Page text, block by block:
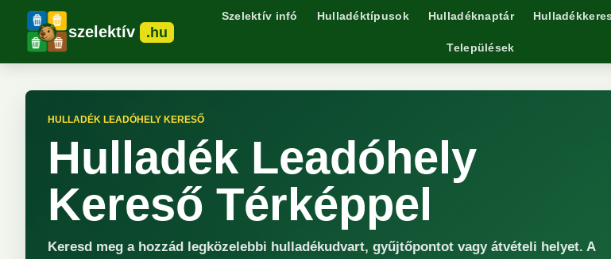
szelektív .hu
Szelektív infó Hulladéktípusok Hulladéknaptár
Települések
HULLADÉK LEADÓHELY KERESŐ
Hulladék Leadóhely
Kereső Térképpel
Keresd meg a hozzád legközelebbi hulladékudvart, gyűjtőpontot vagy átvételi helyet. A